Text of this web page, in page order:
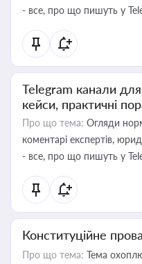
- все, про що пишуть у
Telegram канали
кейси, практичні
Про що тема: Огляди
коментарі експертів,
- все, про що пишуть у
Конституційне
Про що тема: Тема